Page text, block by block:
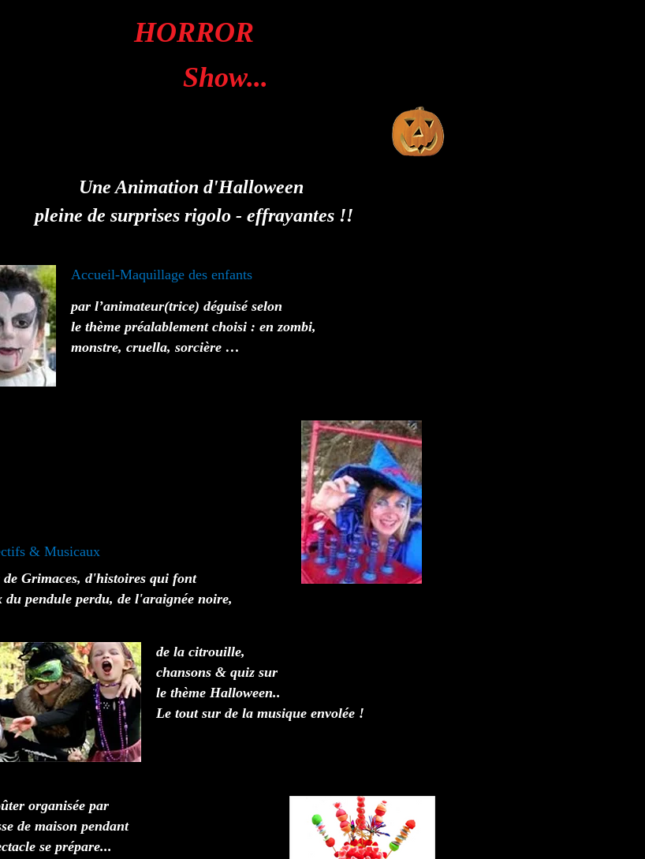
HORROR
Show...
Une Animation d'Halloween
pleine de surprises rigolo - effrayantes !!
Accueil-Maquillage des enfants
par l’animateur(trice) déguisé selon
le thème préalablement choisi : en zombi,
monstre, cruella, sorcière …
& Musicaux
de Grimaces, d'histoires qui font
du pendule perdu, de l'araignée noire,
de la citrouille,
chansons & quiz sur
le thème Halloween..
Le tout sur de la musique envolée !
organisée par
de maison pendant
se prépare...